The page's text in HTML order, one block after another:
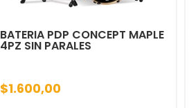
BATERIA PDP CONCEPT MAPLE
4PZ SIN PARALES
$1.600,00